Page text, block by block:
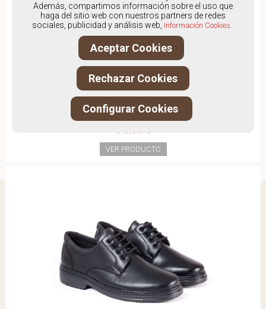
PINOSOS 6176H
95,00€
VER PRODUCTO
Además, compartimos información sobre el uso que
haga del sitio web con nuestros partners de redes
sociales, publicidad y análisis web, Información Cookies.
Aceptar Cookies
Rechazar Cookies
Configurar Cookies